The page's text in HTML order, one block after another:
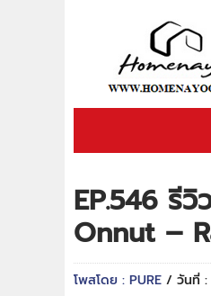
EP.546 รี
Onnut –
โพสโดย : PURE / วันที่ :